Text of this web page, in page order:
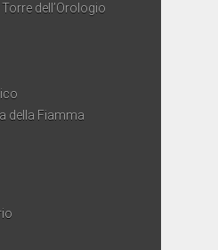
dell’Orologio
della Fiamma